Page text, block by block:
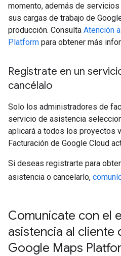
momento, además de
sus cargas de trabajo de
producción. Consulta Atención
Platform para obtener más
Regístrate en un
cancélalo
Solo los administradores de
servicio de asistencia
aplicará a todos los proyectos
Facturación de Google Cloud
Si deseas registrarte para
asistencia o cancelarlo,
Comunícate con el
asistencia al cliente
Google Maps